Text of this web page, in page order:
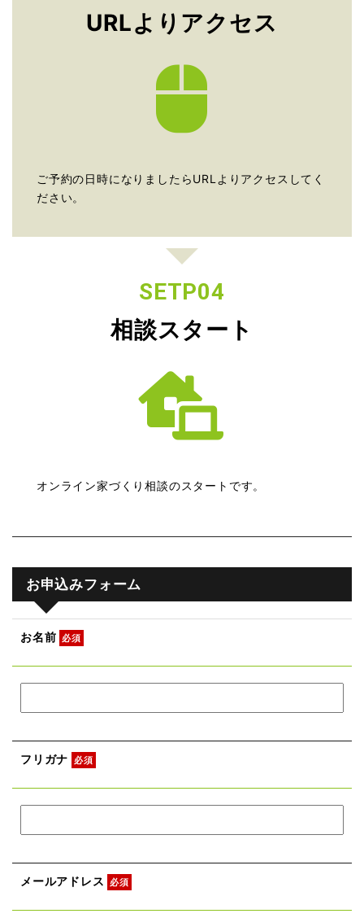
URLよりアクセス
ご予約の日時になりましたらURLよりアクセスしてく
ださい。
SETP04
相談スタート
オンライン家づくり相談のスタートです。
お申込みフォーム
お名前 必須
フリガナ 必須
メールアドレス 必須